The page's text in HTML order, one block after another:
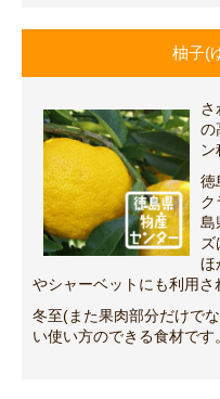
柚子(
さ
の
ン
徳
ク
島
ほ
やシャーベットにも利用さ
冬至(また果肉部分だけで
い使い方のできる食材です。